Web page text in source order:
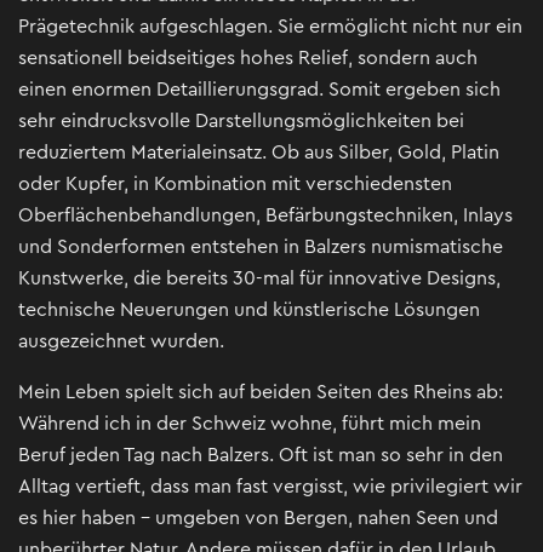
Prägetechnik aufgeschlagen. Sie ermöglicht nicht nur ein
sensationell beidseitiges hohes Relief, sondern auch
einen enormen Detaillierungsgrad. Somit ergeben sich
sehr eindrucksvolle Darstellungsmöglichkeiten bei
reduziertem Materialeinsatz. Ob aus Silber, Gold, Platin
oder Kupfer, in Kombination mit verschiedensten
Oberflächenbehandlungen, Befärbungstechniken, Inlays
und Sonderformen entstehen in Balzers numismatische
Kunstwerke, die bereits 30-mal für innovative Designs,
technische Neuerungen und künstlerische Lösungen
ausgezeichnet wurden.
Mein Leben spielt sich auf beiden Seiten des Rheins ab:
Während ich in der Schweiz wohne, führt mich mein
Beruf jeden Tag nach Balzers. Oft ist man so sehr in den
Alltag vertieft, dass man fast vergisst, wie privilegiert wir
es hier haben – umgeben von Bergen, nahen Seen und